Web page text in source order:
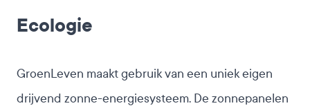
Ecologie
GroenLeven maakt gebruik van een uniek eigen
drijvend zonne-energiesysteem. De zonnepanelen